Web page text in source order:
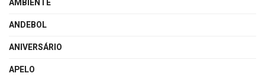
AMBIENTE
ANDEBOL
ANIVERSÁRIO
APELO